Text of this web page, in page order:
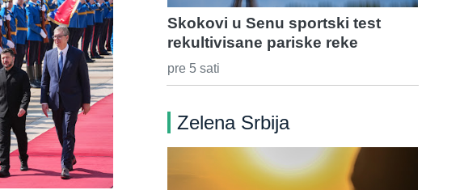
Skokovi u Senu sportski test
rekultivisane pariske reke
pre 5 sati
Zelena Srbija